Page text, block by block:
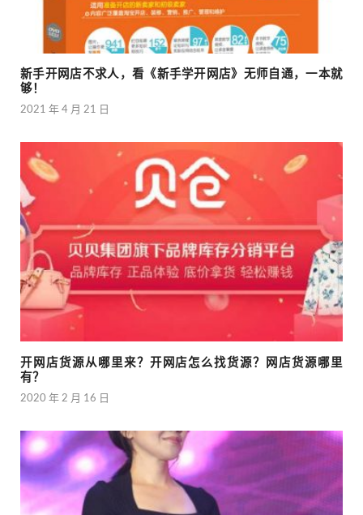
新手开网店不求人，看《新手学开网店》无师自通，一本就
够！
2021 年 4 月 21 日
开网店货源从哪里来？开网店怎么找货源？网店货源哪里
有？
2020 年 2 月 16 日